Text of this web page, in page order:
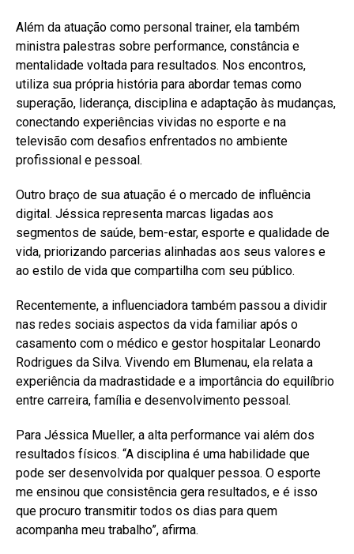
Além da atuação como personal trainer, ela também
ministra palestras sobre performance, constância e
mentalidade voltada para resultados. Nos encontros,
utiliza sua própria história para abordar temas como
superação, liderança, disciplina e adaptação às mudanças,
conectando experiências vividas no esporte e na
televisão com desafios enfrentados no ambiente
profissional e pessoal.
Outro braço de sua atuação é o mercado de influência
digital. Jéssica representa marcas ligadas aos
segmentos de saúde, bem-estar, esporte e qualidade de
vida, priorizando parcerias alinhadas aos seus valores e
ao estilo de vida que compartilha com seu público.
Recentemente, a influenciadora também passou a dividir
nas redes sociais aspectos da vida familiar após o
casamento com o médico e gestor hospitalar Leonardo
Rodrigues da Silva. Vivendo em Blumenau, ela relata a
experiência da madrastidade e a importância do equilíbrio
entre carreira, família e desenvolvimento pessoal.
Para Jéssica Mueller, a alta performance vai além dos
resultados físicos. “A disciplina é uma habilidade que
pode ser desenvolvida por qualquer pessoa. O esporte
me ensinou que consistência gera resultados, e é isso
que procuro transmitir todos os dias para quem
acompanha meu trabalho”, afirma.